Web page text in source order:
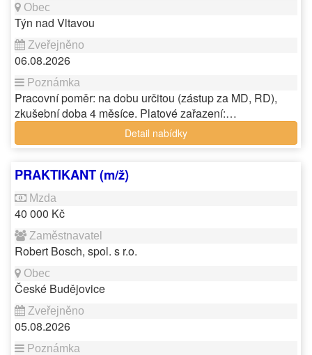
Týn nad Vltavou
06.08.2026
Pracovní poměr: na dobu určitou (zástup za MD, RD),
zkušební doba 4 měsíce. Platové zařazení:…
Detail nabídky
PRAKTIKANT (m/ž)
40 000 Kč
Robert Bosch, spol. s r.o.
České Budějovice
05.08.2026